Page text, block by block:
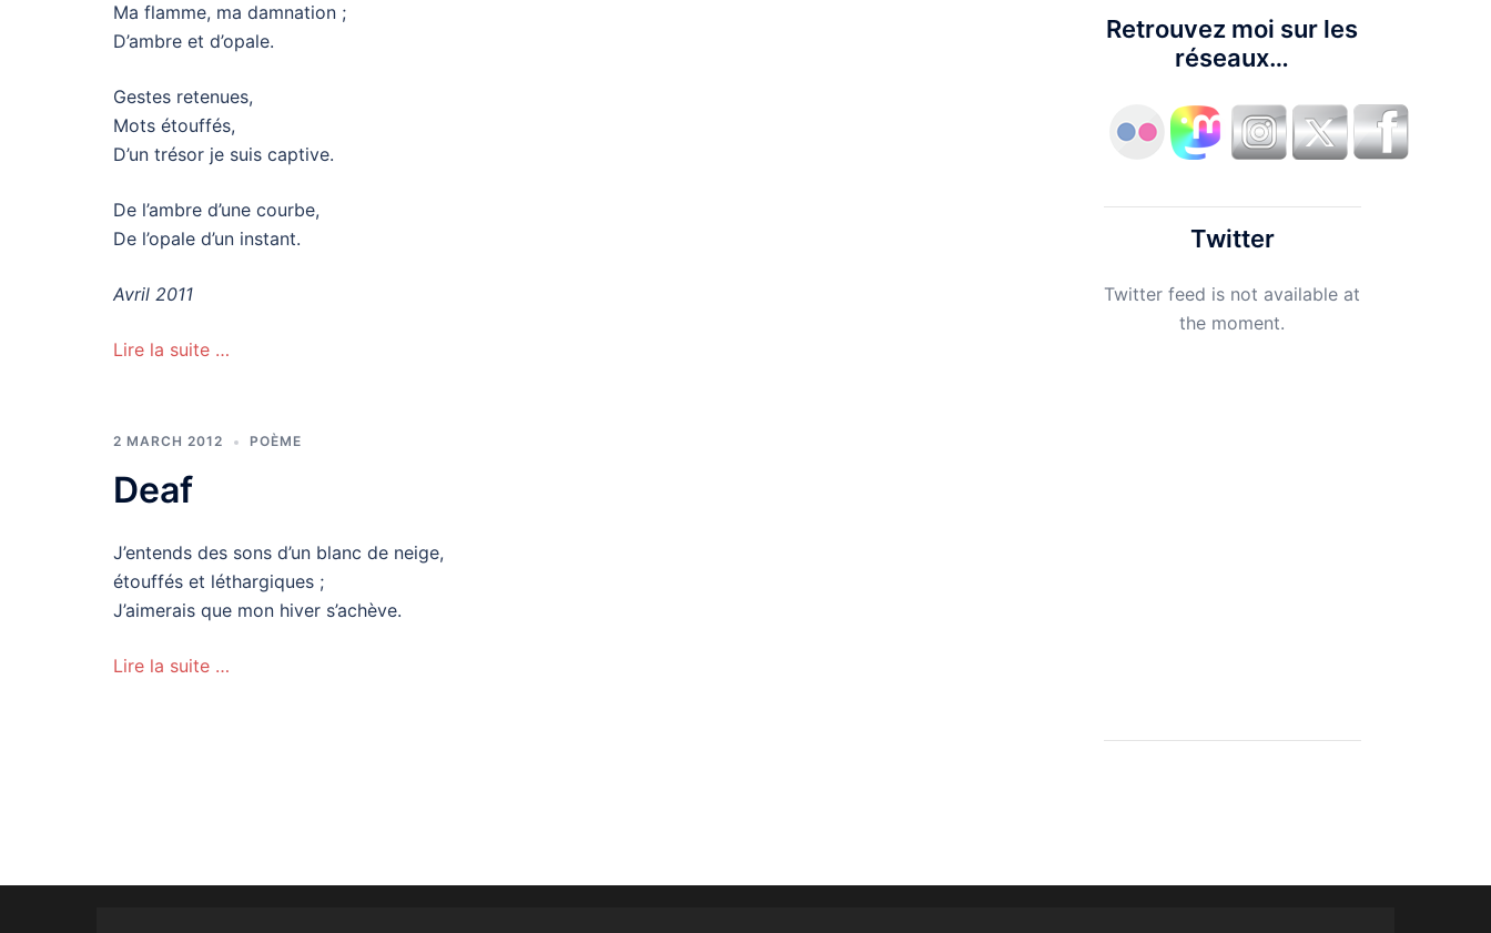
Ma flamme, ma damnation ;
D’ambre et d’opale.
Gestes retenues,
Mots étouffés,
D’un trésor je suis captive.
De l’ambre d’une courbe,
De l’opale d’un instant.
Avril 2011
Lire la suite …
2 MARCH 2012 POÈME
Deaf
J’entends des sons d’un blanc de neige,
étouffés et léthargiques ;
J’aimerais que mon hiver s’achève.
Lire la suite …
Retrouvez moi sur les
réseaux…
Twitter
Twitter feed is not available at
the moment.